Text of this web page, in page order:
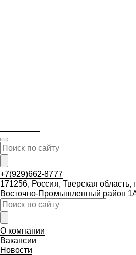
+7(929)662-8777
171256, Россия, Тверская область,
Восточно-Промышленный район
О компании
Вакансии
Новости